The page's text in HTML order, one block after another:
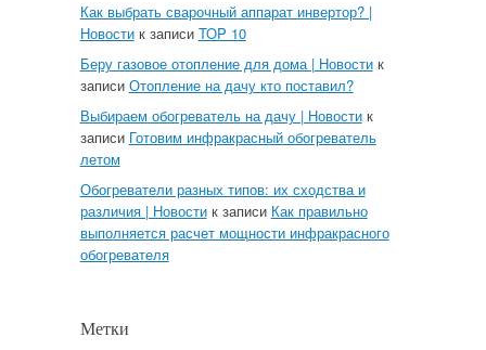
Как выбрать сварочный аппарат инвертор? |
Новостик записи TOP 10
Беру газовое отопление для дома | Новостик
записи Отопление на дачу кто поставил?
Выбираем обогреватель на дачу | Новостик
записи Готовим инфракрасный обогреватель
летом
Обогреватели разных типов: их сходства и
различия | Новостик записи Как правильно
выполняется расчет мощности инфракрасного
обогревателя
Метки